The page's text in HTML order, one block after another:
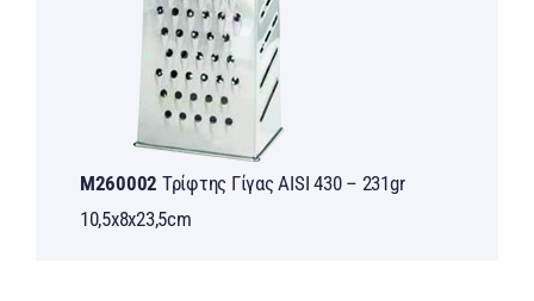
M260002 Τρίφτης Γίγας AISI 430 – 231gr
10,5x8x23,5cm